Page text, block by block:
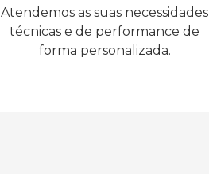
Atendemos as suas necessidades
técnicas e de performance de
forma personalizada.